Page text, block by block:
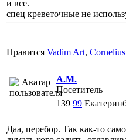
и все.
спец креветочные не
Нравится Vadim Art, Cornelius
A.M.
Посетитель
139 99
Даа, перебор. Так как-то